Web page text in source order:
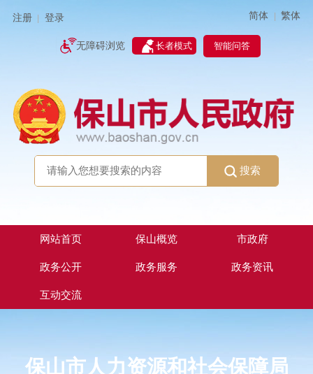
注册 登录 简体 | 繁体
无障碍浏览 长者模式 智能问答
搜索
网站首页 保山概览 市政府
政务公开 政务服务 政务资讯
互动交流
保山市人力资源和社会保障局